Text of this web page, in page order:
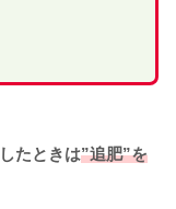
たときは”追肥”を